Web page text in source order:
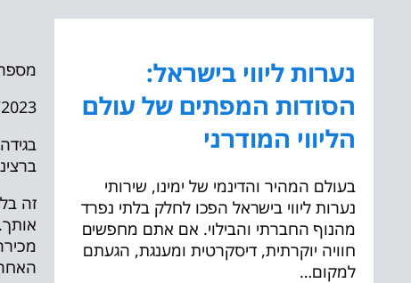
16:36
זה
נערות ליווי בישראל:
הסודות המפתים של עולם
הליווי המודרני
בעולם המהיר והדינמי של ימינו, שירותי
נערות ליווי בישראל הפכו לחלק בלתי נפרד
מהנוף החברתי והבילוי. אם אתם מחפשים
חוויה יוקרתית, דיסקרטית ומענגת, הגעתם
למקום…